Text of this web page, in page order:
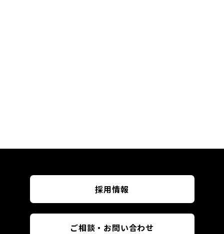
採用情報
ご相談・お問い合わせ